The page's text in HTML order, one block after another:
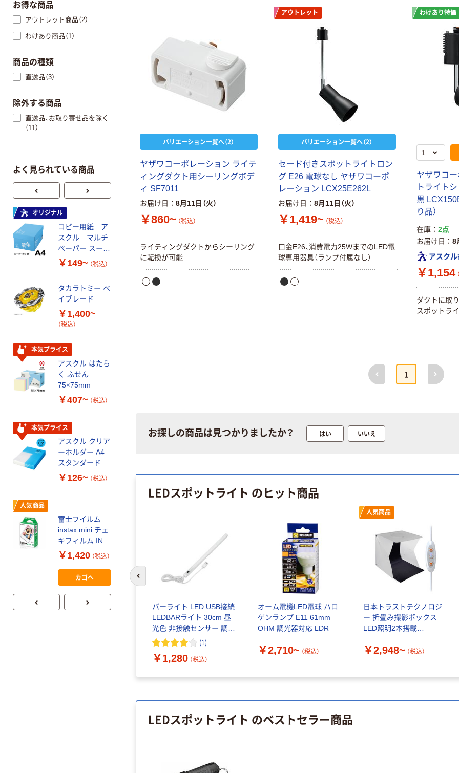
バリエーション一覧へ（2）
ヤザワコーポレーション ライテ
ィングダクト用シーリングボデ
ィ SF7011
お届け日 8月11日（火）
￥860~ （税込）
ライティングダクトからシーリング
に転換が可能
アウトレット
バリエーション一覧へ（2）
セード付きスポットライトロン
グ E26 電球なし ヤザワコーポ
レーション LCX25E262L
お届け日 8月11日（火）
￥1,419~ （税込）
口金E26、消費電力25WまでのLED電
球専用器具（ランプ付属なし）
わけあり特価
ヤザワコ
トライト
黒
り品）
在庫
2点
お届け日
8
アスク
￥1,154
ダクトに取
スポットラ
前へ
1
次へ
お探しの商品は見つかりましたか？ はい いいえ
LEDスポットライト のヒット商品
バーライト LED USB接続
LEDBARライト 30cm 昼
光色 非接触センサー 調光
LEDBARS30-WH 1個
(1)
￥1,280 （税込）
オーム電機LED電球 ハロ
ゲンランプ E11 61mm
OHM 調光器対応 LDR
￥2,710~ （税込）
人気商品
日本トラストテクノロジ
ー 折畳み撮影ボックス
LED照明2本搭載
￥2,948~ （税込）
前のスライドへ
LEDスポットライト のベストセラー商品
お得な商品
アウトレット商品（2）
わけあり商品（1）
商品の種類
直送品（3）
除外する商品
直送品、お取り寄せ品を除く
（11）
よく見られている商品
オリジナル
コピー用紙 ア
スクル マルチ
ペーパー スーパ
ーホワイト+
￥149~ （税込）
タカラトミー ベ
イブレード
￥1,400~
（税込）
本気プライス
アスクル はたら
く ふせん
75×75mm
￥407~ （税込）
本気プライス
アスクル クリア
ーホルダー A4
スタンダード
￥126~ （税込）
人気商品
富士フイルム
instax mini チェ
キフィルム INS
MINI JP1 1パッ
ク（10枚入り）
￥1,420 （税込）
カゴへ
オリジナル
ゴミ袋 エコノミ
ータイプ 乳白半
透明 高密度タイ
プ 詰替用 バイ
オマス素材10％
￥616~
￥140~ （税込）
ビッド PEFC認
ミー+
￥149~ （税込）
アスクル はたら
50×15mm
￥386~
本気プライス
【ガムテープ】ア
スクル 現場のチ
カラ 厚さ
0.22mm 布テー
プ
￥145~
￥460~ （税込）
ルオリジナル
サイズ
￥458~ （税込）
本気プライス
ペーパータオル
中判 再生紙
100％ 200枚
FSC認証 シング
ル 大王製紙共同
企画 オリジナル
￥149~ （税込）
アスクル 「現場
のチカラ」 養生
テープ
￥358~ （税込）
サントリー 伊右
衛門 「お茶、どう
￥528~ （税込）
オリジナル
アスクル プラス
本気プライス
大塚製薬工場
経口補水液 オー
エスワン（OS-1）
￥159~ （税込）